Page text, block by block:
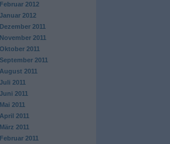
Februar 2012
Januar 2012
Dezember 2011
November 2011
Oktober 2011
September 2011
August 2011
Juli 2011
Juni 2011
Mai 2011
April 2011
März 2011
Februar 2011